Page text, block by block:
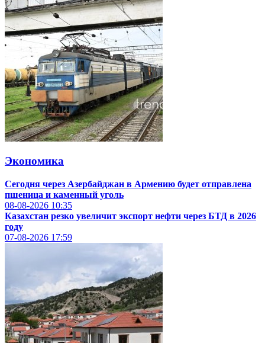
Экономика
Сегодня через Азербайджан в Армению будет отправлена
пшеница и каменный уголь
08-08-2026 10:35
Казахстан резко увеличит экспорт нефти через БТД в 2026
году
07-08-2026 17:59